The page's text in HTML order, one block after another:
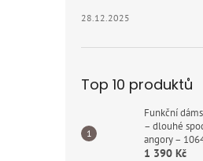
28.12.2025
Top 10 produktů
Funkční
– dlouhé
angory –
1 390 Kč